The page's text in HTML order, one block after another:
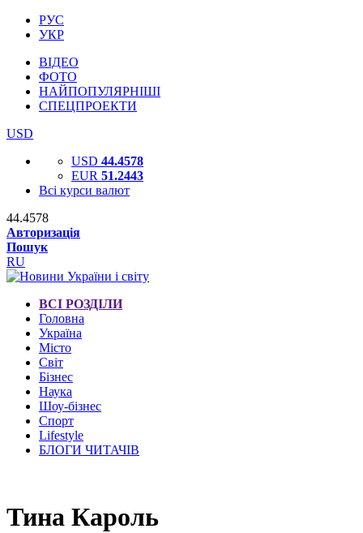
РУС
УКР
ВІДЕО
ФОТО
НАЙПОПУЛЯРНІШІ
СПЕЦПРОЕКТИ
USD
USD 44.4578
EUR 51.2443
Всі курси валют
44.4578
Авторизація
Пошук
RU
ВСІ РОЗДІЛИ
Головна
Україна
Місто
Світ
Бізнес
Наука
Шоу-бізнес
Спорт
Lifestyle
БЛОГИ ЧИТАЧІВ
Тина Кароль